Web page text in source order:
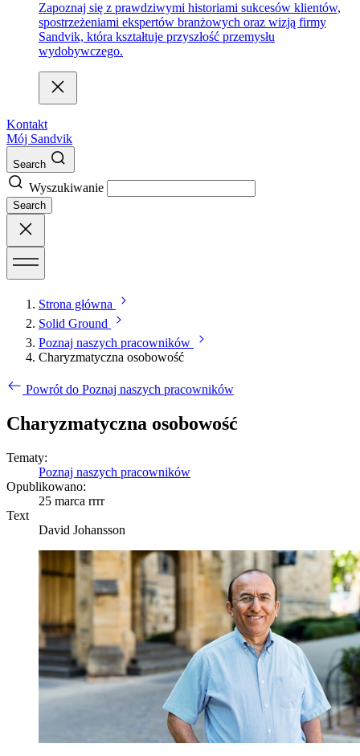
Zapoznaj się z prawdziwymi historiami sukcesów klientów,
spostrzeżeniami ekspertów branżowych oraz wizją firmy
Sandvik, która kształtuje przyszłość przemysłu
wydobywczego.
Kontakt
Mój Sandvik
Search
Wyszukiwanie
Search
Strona główna
Solid Ground
Poznaj naszych pracowników
Charyzmatyczna osobowość
Powrót do Poznaj naszych pracowników
Charyzmatyczna osobowość
Tematy:
Poznaj naszych pracowników
Opublikowano:
25 marca rrrr
Text
David Johansson